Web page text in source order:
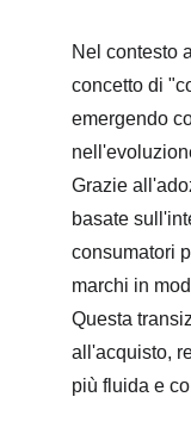
Nel contesto
concetto di
emergendo
Grazie
basate
consumatori
marchi in
Questa
all'acquisto,
più fluida e